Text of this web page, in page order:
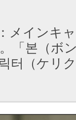
メインキ
「본（ボ
터（ケリ